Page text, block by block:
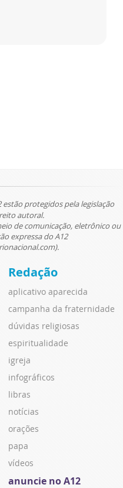
protegidos pela legislação
autoral.
de comunicação, eletrônico ou
expressa do A12
Redação
aplicativo aparecida
campanha da fraternidade
dúvidas religiosas
espiritualidade
igreja
infográficos
libras
notícias
orações
papa
vídeos
anuncie no A12